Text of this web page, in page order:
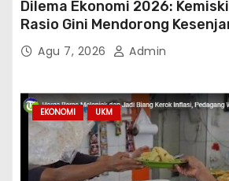
Dilema Ekonomi 2026:
Rasio Gini Mendorong
Agu 7, 2026 Admin
EKONOMI UKM